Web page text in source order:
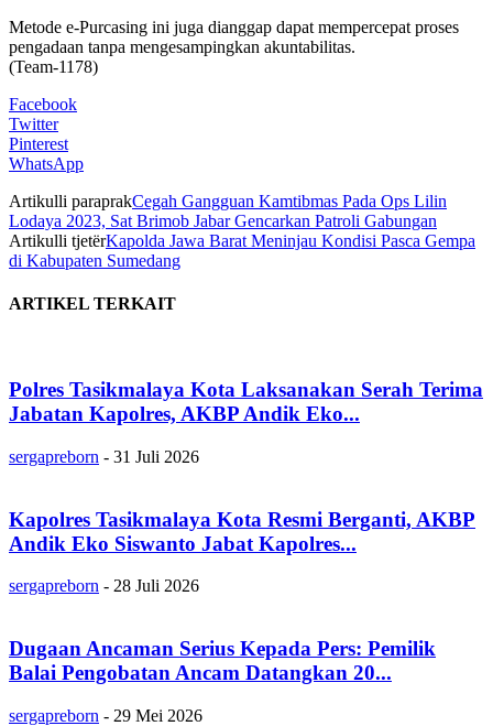
Metode e-Purcasing ini juga dianggap dapat mempercepat proses
pengadaan tanpa mengesampingkan akuntabilitas.
(Team-1178)
Facebook
Twitter
Pinterest
WhatsApp
Artikulli paraprakCegah Gangguan Kamtibmas Pada Ops Lilin
Lodaya 2023, Sat Brimob Jabar Gencarkan Patroli Gabungan
Artikulli tjetërKapolda Jawa Barat Meninjau Kondisi Pasca Gempa
di Kabupaten Sumedang
ARTIKEL TERKAIT
Polres Tasikmalaya Kota Laksanakan Serah Terima
Jabatan Kapolres, AKBP Andik Eko...
sergapreborn - 31 Juli 2026
Kapolres Tasikmalaya Kota Resmi Berganti, AKBP
Andik Eko Siswanto Jabat Kapolres...
sergapreborn - 28 Juli 2026
Dugaan Ancaman Serius Kepada Pers: Pemilik
Balai Pengobatan Ancam Datangkan 20...
sergapreborn - 29 Mei 2026